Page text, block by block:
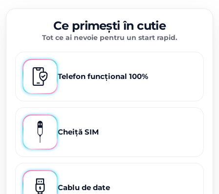
Ce primești în cutie
Tot ce ai nevoie pentru un start rapid.
Telefon funcțional 100%
Cheiță SIM
Cablu de date